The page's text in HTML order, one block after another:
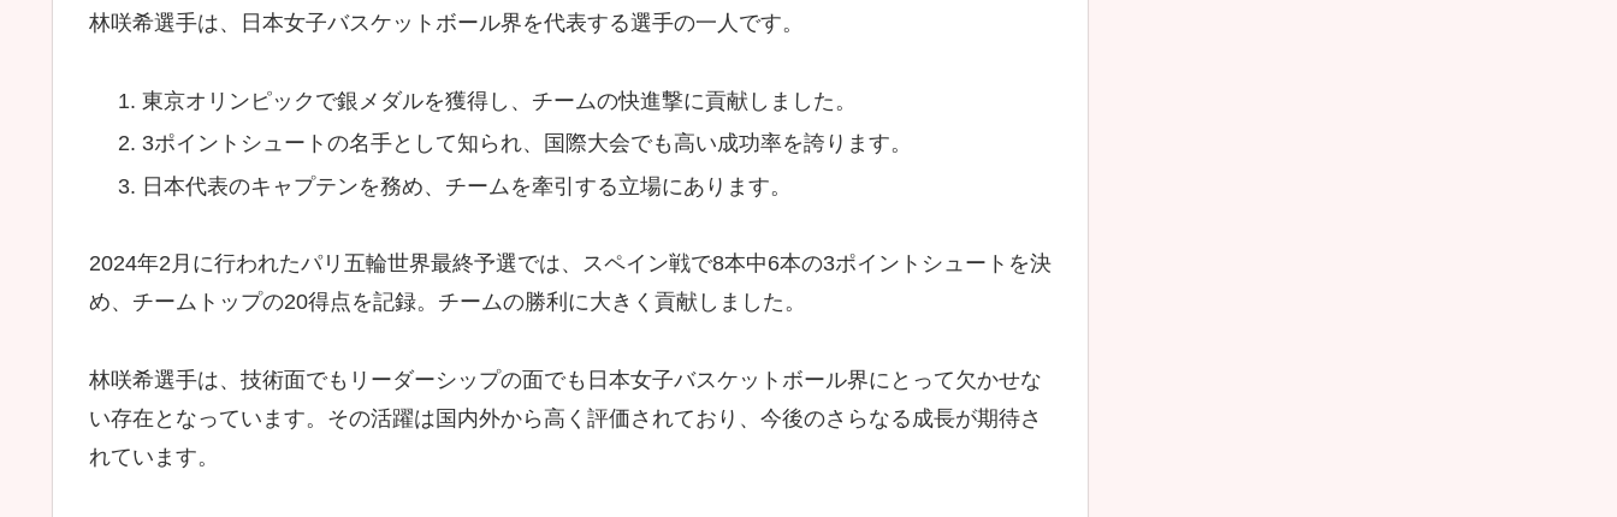
林咲希選手は、日本女子バスケットボール界を代表する選手の一人です。
東京オリンピックで銀メダルを獲得し、チームの快進撃に貢献しました。
3ポイントシュートの名手として知られ、国際大会でも高い成功率を誇ります。
日本代表のキャプテンを務め、チームを牽引する立場にあります。
2024年2月に行われたパリ五輪世界最終予選では、スペイン戦で8本中6本の3ポイントシュートを決
め、チームトップの20得点を記録。チームの勝利に大きく貢献しました。
林咲希選手は、技術面でもリーダーシップの面でも日本女子バスケットボール界にとって欠かせな
い存在となっています。その活躍は国内外から高く評価されており、今後のさらなる成長が期待さ
れています。